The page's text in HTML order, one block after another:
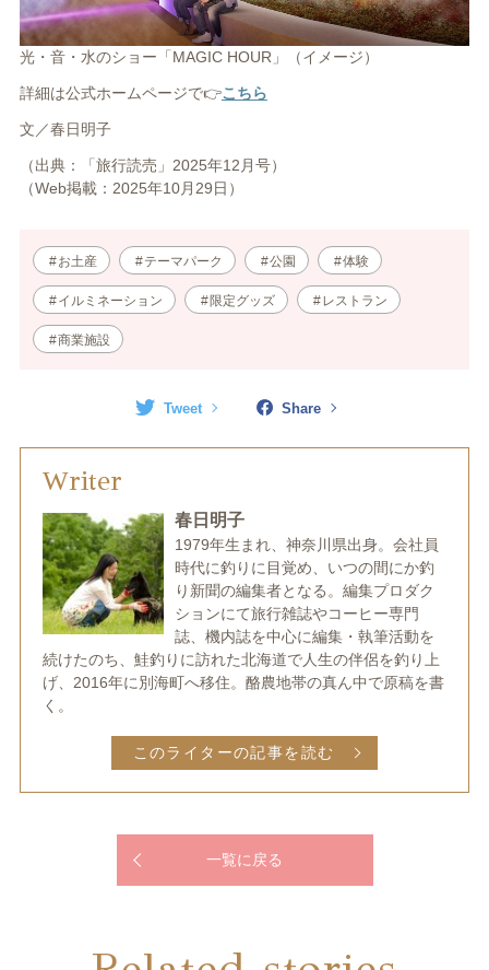
光・音・水のショー「MAGIC HOUR」（イメージ）
詳細は公式ホームページで👉こちら
文／春日明子
（出典：「旅行読売」2025年12月号）
（Web掲載：2025年10月29日）
お土産 テーマパーク 公園 体験
イルミネーション 限定グッズ レストラン
商業施設
Tweet Share
Writer
春日明子
1979年生まれ、神奈川県出身。会社員
時代に釣りに目覚め、いつの間にか釣
り新聞の編集者となる。編集プロダク
ションにて旅行雑誌やコーヒー専門
誌、機内誌を中心に編集・執筆活動を
続けたのち、鮭釣りに訪れた北海道で人生の伴侶を釣り上
げ、2016年に別海町へ移住。酪農地帯の真ん中で原稿を書
く。
このライターの記事を読む
一覧に戻る